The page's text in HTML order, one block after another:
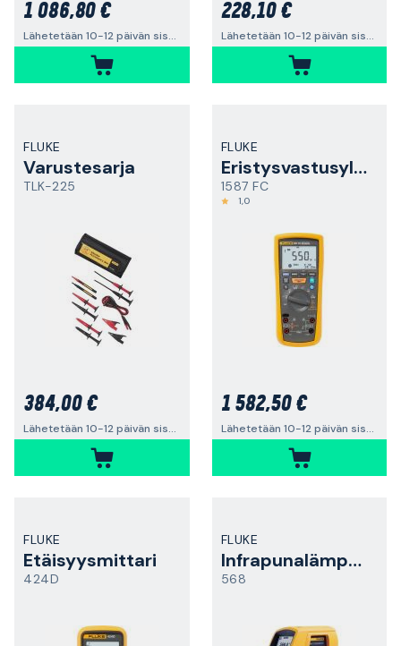
1 086,80 €
Lähetetään 10-12 päivän sisällä
228,10 €
Lähetetään 10-12 päivän sisällä
FLUKE
Varustesarja
TLK-225
384,00 €
Lähetetään 10-12 päivän sisällä
FLUKE
Eristysvastusyleismittari
1587 FC
1,0
1 582,50 €
Lähetetään 10-12 päivän sisällä
FLUKE
Etäisyysmittari
424D
FLUKE
Infrapunalämpömittari
568